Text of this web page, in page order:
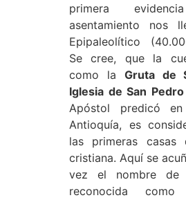
primera
asentamiento nos
Epipaleolítico
Se cree, que la
como la Gruta de
Iglesia de San Pedro
Apóstol predicó
Antioquía, es
las primeras casas
cristiana. Aquí se
vez el nombre de
reconocida